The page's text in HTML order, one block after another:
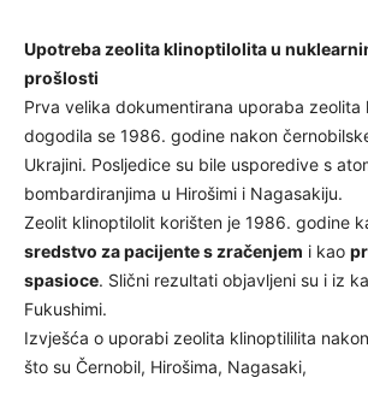
Upotreba zeolita klinoptilolita u
prošlosti
Prva velika dokumentirana uporaba zeolita
dogodila se 1986. godine nakon
Ukrajini. Posljedice su bile usporedive s
bombardiranjima u Hirošimi i Nagasakiju.
Zeolit klinoptilolit korišten je 1986. godine
sredstvo za pacijente s zračenjem i kao
spasioce. Slični rezultati objavljeni su i iz
Fukushimi.
Izvješća o uporabi zeolita klinoptililita
što su Černobil, Hirošima, Nagasaki,